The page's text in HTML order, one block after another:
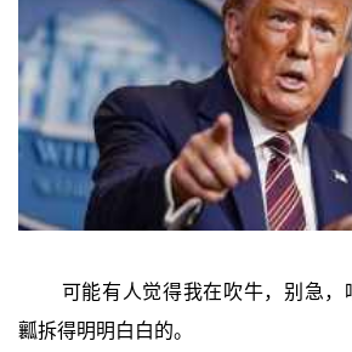
可能有人觉得我在吹牛，别急，
瓤拆得明明白白的。